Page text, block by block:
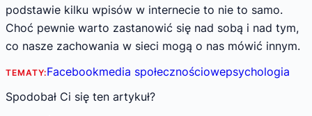
podstawie kilku wpisów w internecie to nie to samo.
Choć pewnie warto zastanowić się nad sobą i nad tym,
co nasze zachowania w sieci mogą o nas mówić innym.
TEMATY:Facebookmedia społecznościowepsychologia
Spodobał Ci się ten artykuł?